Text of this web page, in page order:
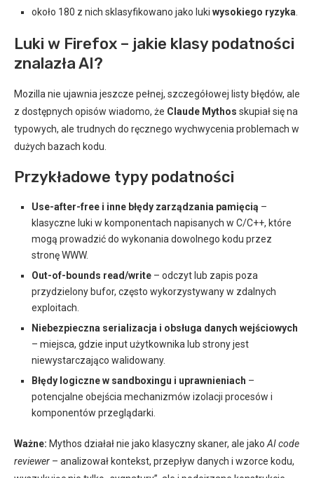
około 180 z nich sklasyfikowano jako luki wysokiego ryzyka
Luki w Firefox – jakie klasy podatności
znalazła AI?
Mozilla nie ujawnia jeszcze pełnej, szczegółowej listy błędów, ale
z dostępnych opisów wiadomo, że Claude Mythos skupiał się na
typowych, ale trudnych do ręcznego wychwycenia problemach w
dużych bazach kodu.
Przykładowe typy podatności
Use-after-free i inne błędy zarządzania pamięcią –
klasyczne luki w komponentach napisanych w C/C++, które
mogą prowadzić do wykonania dowolnego kodu przez
stronę WWW.
Out-of-bounds read/write – odczyt lub zapis poza
przydzielony bufor, często wykorzystywany w zdalnych
exploitach.
Niebezpieczna serializacja i obsługa danych wejściowych
– miejsca, gdzie input użytkownika lub strony jest
niewystarczająco walidowany.
Błędy logiczne w sandboxingu i uprawnieniach –
potencjalne obejścia mechanizmów izolacji procesów i
komponentów przeglądarki.
Ważne: Mythos działał nie jako klasyczny skaner, ale jako AI code
reviewer – analizował kontekst, przepływ danych i wzorce kodu,